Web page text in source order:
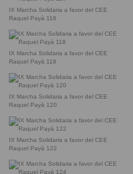
IX Marcha Solidaria a favor del CEE
Raquel Payà 116
IX Marcha Solidaria a favor del CEE
Raquel Payà 118
IX Marcha Solidaria a favor del CEE
Raquel Payà 120
IX Marcha Solidaria a favor del CEE
Raquel Payà 122